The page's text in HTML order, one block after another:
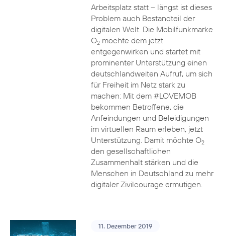
Arbeitsplatz statt – längst ist dieses
Problem auch Bestandteil der
digitalen Welt. Die Mobilfunkmarke
O2möchte dem jetzt
entgegenwirken und startet mit
prominenter Unterstützung einen
deutschlandweiten Aufruf, um sich
für Freiheit im Netz stark zu
machen: Mit dem #LOVEMOB
bekommen Betroffene, die
Anfeindungen und Beleidigungen
im virtuellen Raum erleben, jetzt
Unterstützung. Damit möchte O2
den gesellschaftlichen
Zusammenhalt stärken und die
Menschen in Deutschland zu mehr
digitaler Zivilcourage ermutigen.
11. Dezember 2019